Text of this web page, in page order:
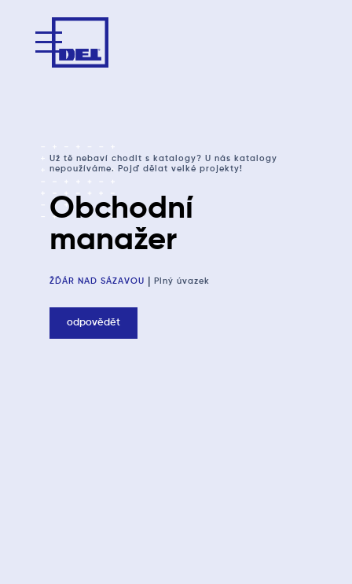
Už tě nebaví chodit s katalogy? U nás katalogy
nepoužíváme. Pojď dělat velké projekty!
Obchodní
manažer
ŽĎÁR NAD SÁZAVOU Plný úvazek
odpovědět